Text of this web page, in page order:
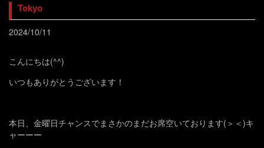
Tokyo
2024/10/11
こんにちは(^^)
いつもありがとうございます！
本日、金曜日チャンスでまさかのまだお席空いております(＞＜)キ
ャーーー